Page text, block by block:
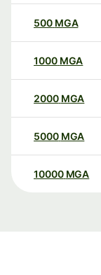
500 MGA
1000 MGA
2000 MGA
5000 MGA
10000 MGA